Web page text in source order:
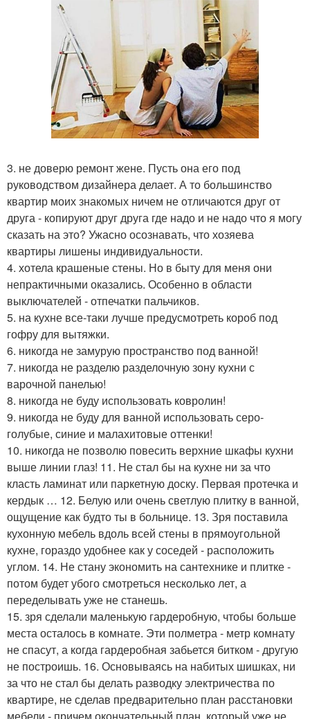
3. не доверю ремонт жене. Пусть она его под
руководством дизайнера делает. А то большинство
квартир моих знакомых ничем не отличаются друг от
друга - копируют друг друга где надо и не надо что я могу
сказать на это? Ужасно осознавать, что хозяева
квартиры лишены индивидуальности.
4. хотела крашеные стены. Но в быту для меня они
непрактичными оказались. Особенно в области
выключателей - отпечатки пальчиков.
5. на кухне все-таки лучше предусмотреть короб под
гофру для вытяжки.
6. никогда не замурую пространство под ванной!
7. никогда не разделю разделочную зону кухни с
варочной панелью!
8. никогда не буду использовать ковролин!
9. никогда не буду для ванной использовать серо-
голубые, синие и малахитовые оттенки!
10. никогда не позволю повесить верхние шкафы кухни
выше линии глаз! 11. Не стал бы на кухне ни за что
класть ламинат или паркетную доску. Первая протечка и
кердык … 12. Белую или очень светлую плитку в ванной,
ощущение как будто ты в больнице. 13. Зря поставила
кухонную мебель вдоль всей стены в прямоугольной
кухне, гораздо удобнее как у соседей - расположить
углом. 14. Не стану экономить на сантехнике и плитке -
потом будет убого смотреться несколько лет, а
переделывать уже не станешь.
15. зря сделали маленькую гардеробную, чтобы больше
места осталось в комнате. Эти полметра - метр комнату
не спасут, а когда гардеробная забьется битком - другую
не построишь. 16. Основываясь на набитых шишках, ни
за что не стал бы делать разводку электричества по
квартире, не сделав предварительно план расстановки
мебели - причем окончательный план, который уже не